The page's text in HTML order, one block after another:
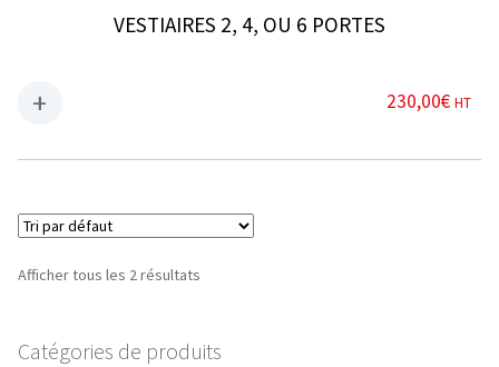
VESTIAIRES 2, 4, OU 6 PORTES
230,00€ HT
Afficher tous les 2 résultats
Catégories de produits